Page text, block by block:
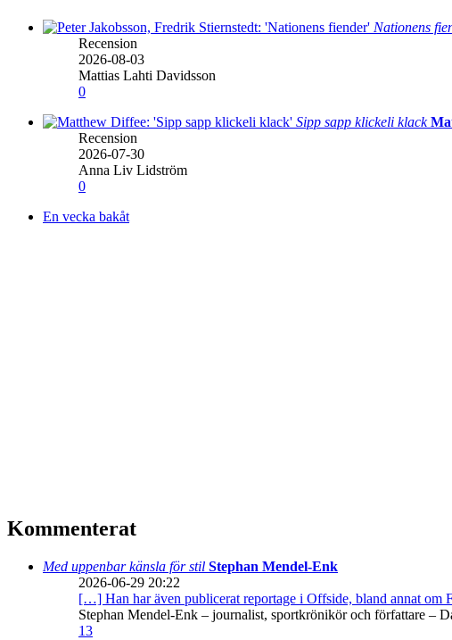
Nationens
Recension
2026-08-03
Mattias Lahti Davidsson
0
Sipp sapp klickeli klack
Recension
2026-07-30
Anna Liv Lidström
0
En vecka bakåt
Kommenterat
Med uppenbar känsla för stil Stephan Mendel-Enk
2026-06-29 20:22
[…] Han har även publicerat reportage i Offside, bland annat
Stephan Mendel-Enk – journalist, sportkrönikör och författare –
13